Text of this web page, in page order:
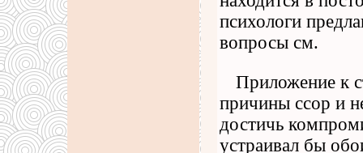
психологи
вопросы см.
Приложение к
причины ссор и
достичь
устраивал бы